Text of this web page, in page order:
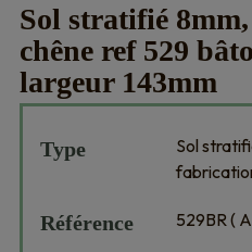
Sol stratifié 8mm,
chêne ref 529
largeur 143mm
Type
Sol
Référence 529BR (